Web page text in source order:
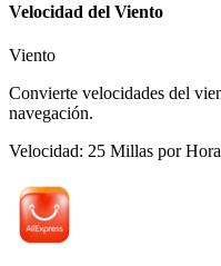
Velocidad del Viento
Viento
Convierte velocidades del
navegación.
Velocidad: 25 Millas por